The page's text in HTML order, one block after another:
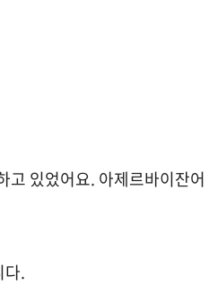
고 있었어요. 아제르바이잔어
다.